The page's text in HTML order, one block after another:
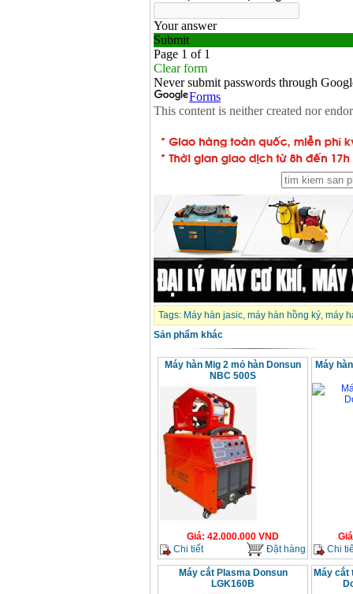
Tags: Máy hàn jasic, máy hàn hồng ký, máy
Sản phẩm khác
Máy hàn Mig 2 mỏ hàn Donsun
NBC 500S
Giá: 42.000.000 VND
Chi tiết
Đặt hàng
Máy
Giá
Chi
Máy cắt Plasma Donsun
LGK160B
Máy cắt